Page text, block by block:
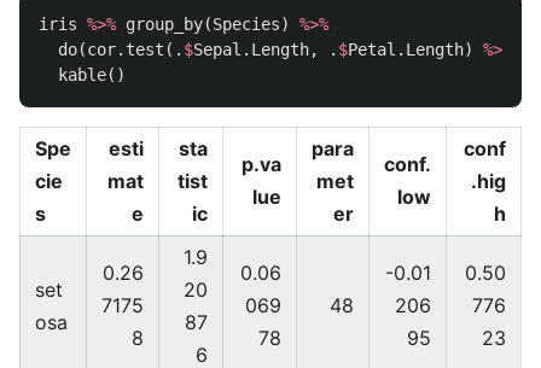
iris %>% group_by(Species)
%>%
do(cor.test ( . $Sepal.Length, . $Petal.Length) %>%
kable()
Spe
cie
s
esti
mat
e
sta
tist
ic
p.va
lue
para
met
er
conf.
low
conf
.hig
h
set
osa
0.26
7175
8
1.9
20
87
6
0.06
069
78
48
-0.01
206
95
0.50
776
23